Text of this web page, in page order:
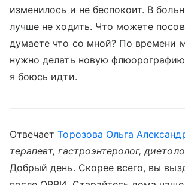
изменилось и не беспокоит. В
лучше не ходить. Что можете
думаете что со мной? По времени
нужно делать новую флюорографию
я боюсь идти.
ОтвечаетТорозова Ольга
терапевт, гастроэнтеролог,
Добрый день. Скорее всего, вы